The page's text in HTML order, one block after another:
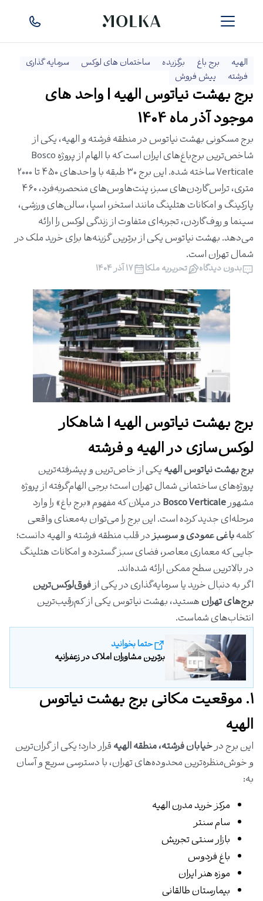
الهیه برج باغ برگزیده ساختمان های لوکس
سرمایه گذاری
فرشته
پیش فروش
برج بهشت نیاتوس الهیه | واحد های
موجود آذر ماه 1404
برج مسکونی بهشت نیاتوس در منطقه فرشته و الهیه، یکی از
شاخص‌ترین برج‌باغ‌های ایران است که با الهام از پروژه Bosco
Verticale ساخته شده. این برج ۳۰ طبقه با واحدهای ۴۵۰ تا ۲۰۰۰
متری، تراس‌گاردن‌های سبز، پنت‌هاوس‌های منحصربه‌فرد، ۴۶۰
پارکینگ و امکانات هتلینگ مانند استخر، اسپا، سالن‌های ورزشی،
سینما و روف‌گاردن، تجربه‌ای متفاوت از زندگی لوکس را ارائه
می‌دهد. بهشت نیاتوس یکی از برترین گزینه‌ها برای خرید ملک در
شمال تهران است.
بدون دیدگاه تحریریه ملکا ۱۷ آذر ۱۴۰۴
برج بهشت نیاتوس الهیه | شاهکار
لوکس‌سازی در الهیه و فرشته
برج بهشت نیاتوس الهیهیکی از خاص‌ترین و پیشرفته‌ترین
پروژه‌های ساختمانی شمال تهران است؛ برجی الهام‌گرفته از پروژه
مشهورBosco Verticaleدر میلان که مفهوم «برج باغ» را وارد
مرحله‌ای جدید کرده است. این برج را می‌توان به‌معنای واقعی
کلمهباغی عمودی و سرسبزدر قلب منطقه فرشته و الهیه دانست؛
جایی که معماری معاصر، فضای سبز گسترده و امکانات هتلینگ
در بالاترین سطح ممکن ارائه شده‌اند.
اگر به دنبال خرید یا سرمایه‌گذاری در یکی ازفوق‌لوکس‌ترین
برج‌های تهرانهستید، بهشت نیاتوس یکی از کم‌رقیب‌ترین
انتخاب‌های شماست.
حتما بخوانید
برترین مشاوران املاک در زعفرانیه
۱. موقعیت مکانی برج بهشت نیاتوس
الهیه
این برج درخیابان فرشته، منطقه الهیهقرار دارد؛ یکی از گران‌ترین
و خوش‌منظره‌ترین محدوده‌های تهران، با دسترسی سریع و آسان
به:
مرکز خرید مدرن الهیه
سام سنتر
بازار سنتی تجریش
باغ فردوس
موزه هنر ایران
بیمارستان طالقانی